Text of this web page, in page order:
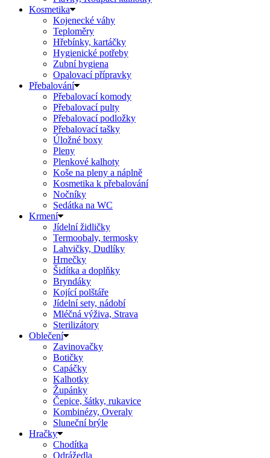
Kosmetika
Kojenecké váhy
Teploměry
Hřebínky, kartáčky
Hygienické potřeby
Zubní hygiena
Opalovací přípravky
Přebalování
Přebalovací komody
Přebalovací pulty
Přebalovací podložky
Přebalovací tašky
Úložné boxy
Pleny
Plenkové kalhoty
Koše na pleny a náplně
Kosmetika k přebalování
Nočníky
Sedátka na WC
Krmení
Jídelní židličky
Termoobaly, termosky
Lahvičky, Dudlíky
Hrnečky
Šidítka a doplňky
Bryndáky
Kojící polštáře
Jídelní sety, nádobí
Mléčná výživa, Strava
Sterilizátory
Oblečení
Zavinovačky
Botičky
Capáčky
Kalhotky
Župánky
Čepice, šátky, rukavice
Kombinézy, Overaly
Sluneční brýle
Hračky
Chodítka
Odrážedla